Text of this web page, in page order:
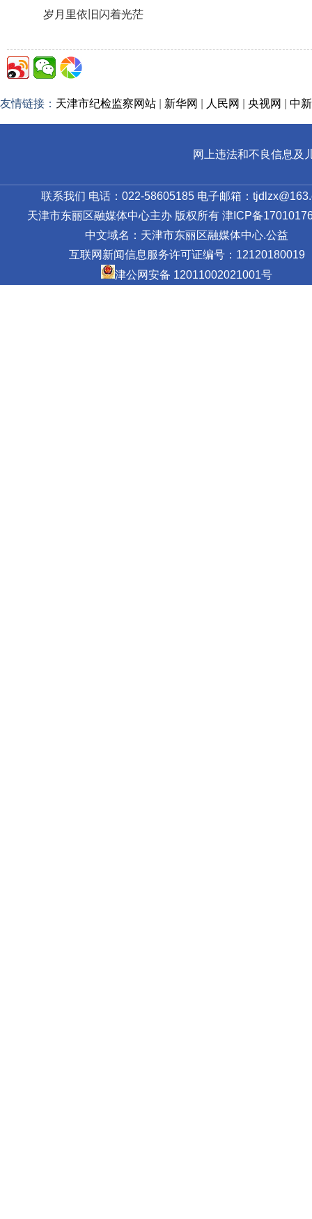
岁月里依旧闪着光茫
友情链接： 天津市纪检监察网站 新华网 人民网 央视网 中
网上违法和不良信息及
联系我们 电话：022-58605185 电子邮箱：
天津市东丽区融媒体中心主办 版权所有 津ICP备
中文域名：天津市东丽区融媒体中心.公益
互联网新闻信息服务许可证编号：12120180019
津公网安备 12011002021001号